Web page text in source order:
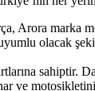
Arora marka
olacak
sahiptir.
ve